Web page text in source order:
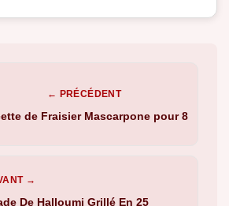
← PRÉCÉDENT
de Fraisier Mascarpone pour 8
→
De Halloumi Grillé En 25